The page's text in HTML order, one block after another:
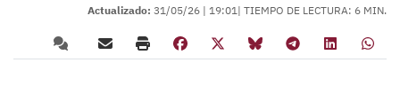
Actualizado: 31/05/26 | 19:01| TIEMPO DE LECTURA: 6 MIN.